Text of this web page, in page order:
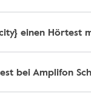
einen Hörtest
bei Amplifon